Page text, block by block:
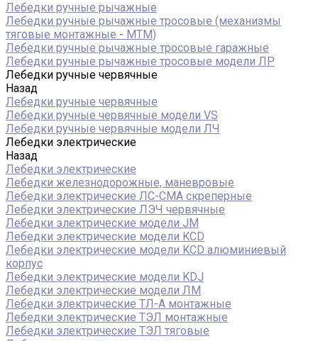
Лебедки ручные рычажные
Лебедки ручные рычажные тросовые (механизмы
тяговые монтажные - МТМ)
Лебедки ручные рычажные тросовые гаражные
Лебедки ручные рычажные тросовые модели ЛР
Лебедки ручные червячные
Назад
Лебедки ручные червячные
Лебедки ручные червячные модели VS
Лебедки ручные червячные модели ЛЧ
Лебедки электрические
Назад
Лебедки электрические
Лебедки железнодорожные, маневровые
Лебедки электрические ЛС-СМА скреперные
Лебедки электрические ЛЭЧ червячные
Лебедки электрические модели JM
Лебедки электрические модели KCD
Лебедки электрические модели KCD алюминиевый
корпус
Лебедки электрические модели KDJ
Лебедки электрические модели ЛМ
Лебедки электрические ТЛ-А монтажные
Лебедки электрические ТЭЛ монтажные
Лебедки электрические ТЭЛ тяговые